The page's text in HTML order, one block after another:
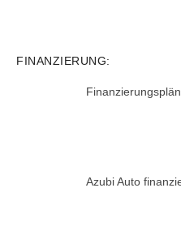
FINANZIERUNG:
Azubi Auto